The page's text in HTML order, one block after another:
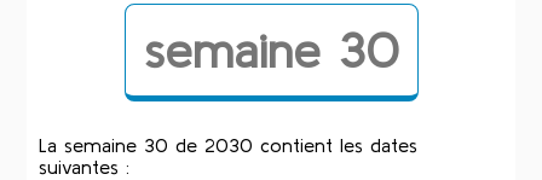
semaine 30
La semaine 30 de 2030 contient les dates
suivantes :